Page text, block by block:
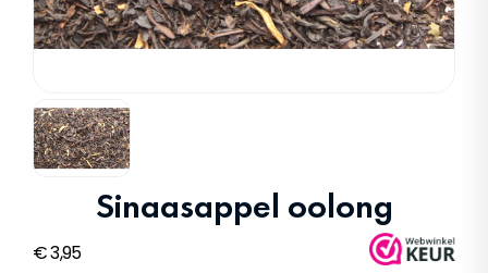
Sinaasappel oolong
€3,95